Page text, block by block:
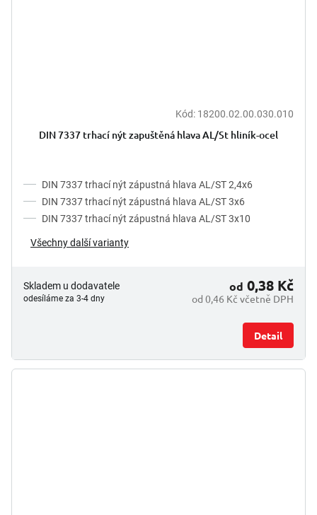
Kód: 18200.02.00.030.010
DIN 7337 trhací nýt zapuštěná hlava AL/St hliník-ocel
DIN 7337 trhací nýt zápustná hlava AL/ST 2,4x6
DIN 7337 trhací nýt zápustná hlava AL/ST 3x6
DIN 7337 trhací nýt zápustná hlava AL/ST 3x10
Všechny další varianty
Skladem u dodavatele
odesíláme za 3-4 dny od 0,46 Kč včetně DPH
od 0,38 Kč
Detail